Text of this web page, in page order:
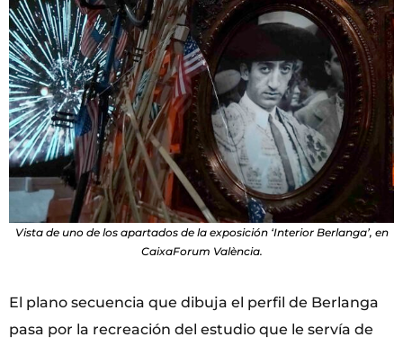
Vista de uno de los apartados de la exposición ‘Interior Berlanga’, en
CaixaForum València.
El plano secuencia que dibuja el perfil de Berlanga
pasa por la recreación del estudio que le servía de